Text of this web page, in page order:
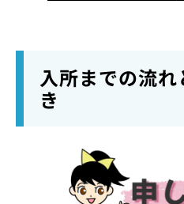
入所までの流
き